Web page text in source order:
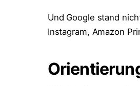
Und Google stand
Instagram, Amazon